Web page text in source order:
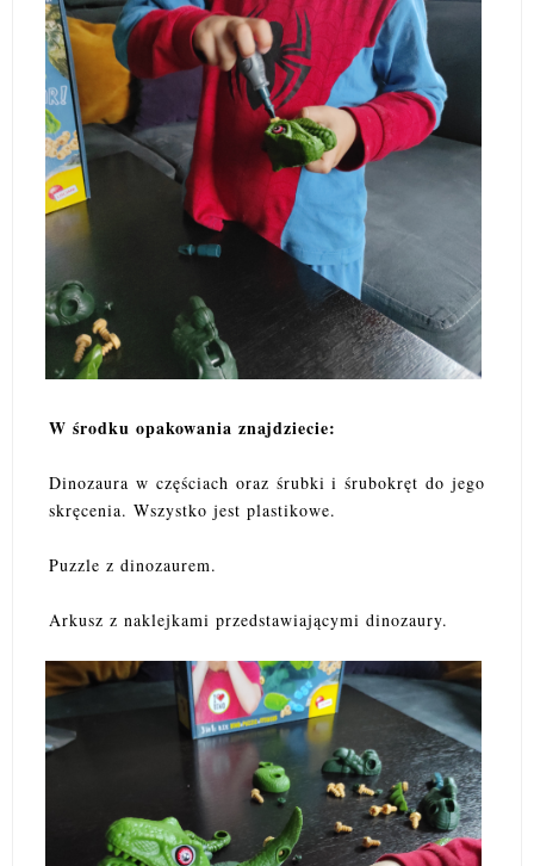
W środku opakowania znajdziecie:
Dinozaura w częściach oraz śrubki i śrubokręt do jego
skręcenia. Wszystko jest plastikowe.
Puzzle z dinozaurem.
Arkusz z naklejkami przedstawiającymi dinozaury.